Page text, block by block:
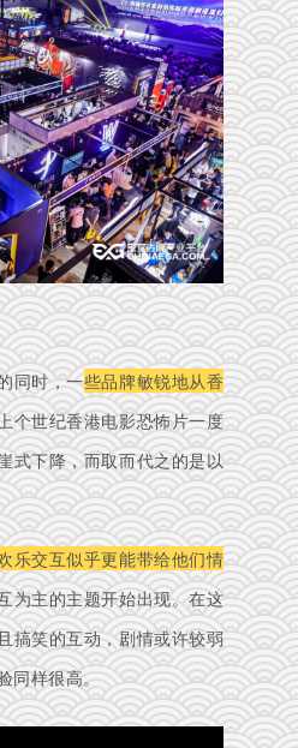
同时，一些品牌敏锐地从香
个世纪香港电影恐怖片一度
式下降，而取而代之的是以
乐交互似乎更能带给他们情
为主的主题开始出现。在这
搞笑的互动，剧情或许较弱
同样很高。